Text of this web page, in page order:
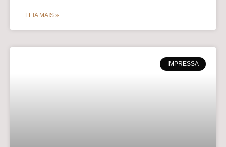
LEIA MAIS »
IMPRESSA